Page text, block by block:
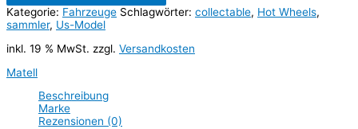
Kategorie: Fahrzeuge Schlagwörter: collectable, Hot Wheels,
sammler, Us-Model
inkl. 19 % MwSt. zzgl. Versandkosten
Matell
Beschreibung
Marke
Rezensionen (0)